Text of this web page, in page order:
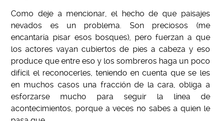
Como deje a mencionar, el hecho de que paisajes
nevados es un problema. Son preciosos (me
encantaría pisar esos bosques), pero fuerzan a que
los actores vayan cubiertos de pies a cabeza y eso
produce que entre eso y los sombreros haga un poco
difícil el reconocerles, teniendo en cuenta que se les
en muchos casos una fracción de la cara, obliga a
esforzarse mucho para seguir la línea de
acontecimientos, porque a veces no sabes a quien le